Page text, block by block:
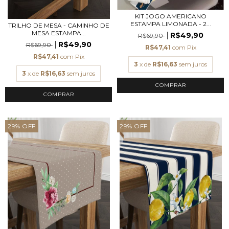
TRILHO DE MESA - CAMINHO DE
MESA ESTAMPA...
R$69,90
R$49,90
R$47,41 com Pix
3 x de R$16,63 sem juros
COMPRAR
KIT JOGO AMERICANO
ESTAMPA LIMONADA - 2...
R$69,90
R$49,90
R$47,41 com Pix
3 x de R$16,63 sem juros
29% OFF 29% OFF